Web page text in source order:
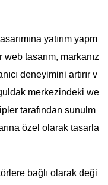
yatırım yapm
tasarım, markanız
deneyimini artırır v
merkezindeki we
tarafından sunulm
özel olarak tasarla
bağlı olarak deği